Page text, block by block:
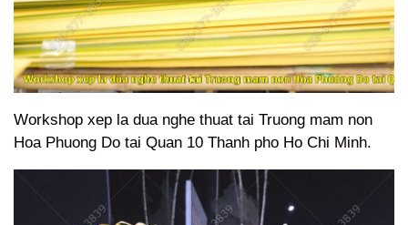
Workshop xep la dua nghe thuat tai Truong mam non
Hoa Phuong Do tai Quan 10 Thanh pho Ho Chi Minh.